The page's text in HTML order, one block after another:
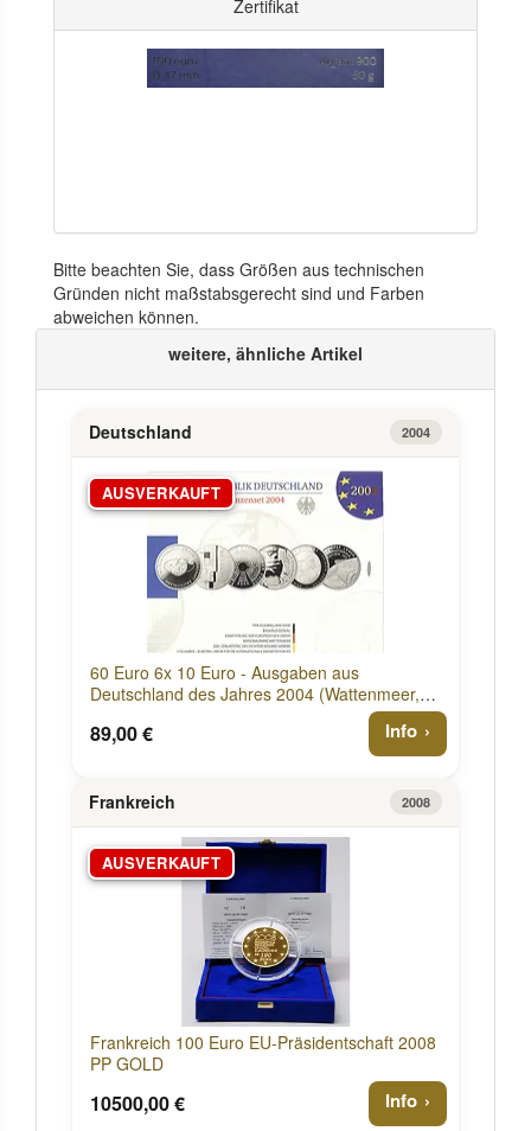
Zertifikat
Bitte beachten Sie, dass Größen aus technischen
Gründen nicht maßstabsgerecht sind und Farben
abweichen können.
weitere, ähnliche Artikel
Deutschland 2004
AUSVERKAUFT
60 Euro 6x 10 Euro - Ausgaben aus
Deutschland des Jahres 2004 (Wattenmeer,
Bauhaus, Fußball WM, EU_Erweiterung, ISS,
Mörike) 2004 PP Deutschland
89,00 € Info
Frankreich 2008
AUSVERKAUFT
Frankreich 100 Euro EU-Präsidentschaft 2008
PP GOLD
10500,00 € Info